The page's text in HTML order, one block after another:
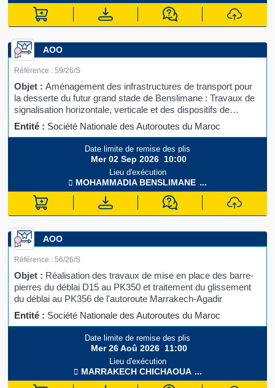
AOO
Référence : 59/26/S
Objet : Aménagement des infrastructures de transport pour
la desserte du futur grand stade de Benslimane : Travaux de
signalisation horizontale, verticale et des dispositifs de
sécurité
Entité : Société Nationale des Autoroutes du Maroc
Date limite de remise des plis
Mer 02 Sep 2026 10:00
Lieu d'exécution
MOHAMMADIABENSLIMANE ...
AOO
Référence : 56/26/S
Objet : Réalisation des travaux de mise en place des barre-
pierres du déblai D15 au PK350 et traitement du glissement
du déblai au PK356 de l'autoroute Marrakech-Agadir
Entité : Société Nationale des Autoroutes du Maroc
Date limite de remise des plis
Mer 26 Aoû 2026 11:00
Lieu d'exécution
MARRAKECHCHICHAOUA ...